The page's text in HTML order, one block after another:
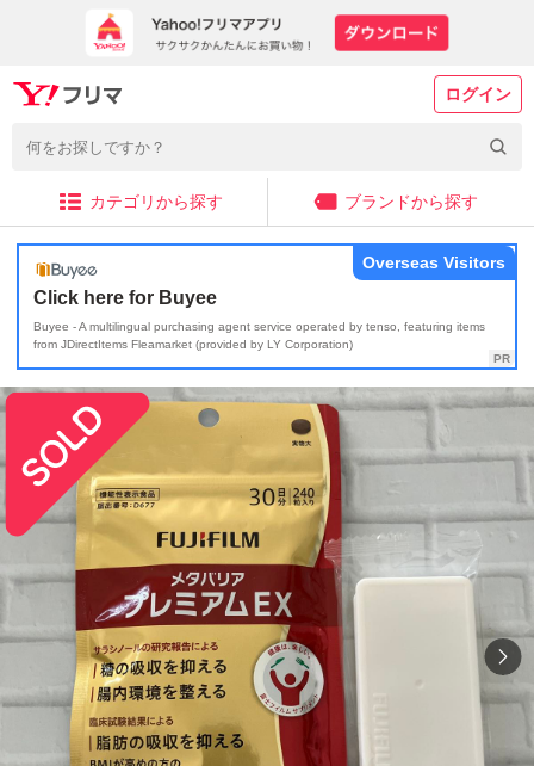
ログイン
カテゴリから探す ブランドから探す
Click here for Buyee
Buyee - A multilingual purchasing agent service operated by tenso, featuring items
from JDirectItems Fleamarket (provided by LY Corporation)
Overseas Visitors